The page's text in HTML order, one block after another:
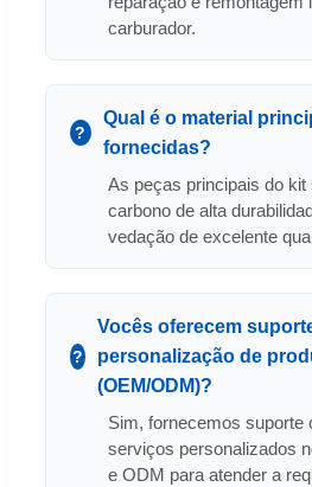
carburador.
Qual é o material
fornecidas?
As peças principais do kit
carbono de alta
vedação de excelente
Vocês oferecem
personalização de
(OEM/ODM)?
Sim, fornecemos suporte
serviços personalizados
e ODM para atender a